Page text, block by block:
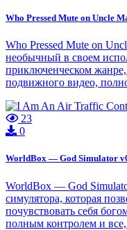
Who Pressed Mute on Uncle
Who Pressed Mute on
необычный в своем
приключенческом
подвижного видео,
23
0
WorldBox — God Simulator
WorldBox — God
симулятора, которая
почувствовать себя
полным контролем и